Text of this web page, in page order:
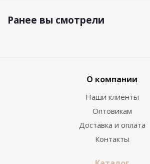
Ранее вы смотрели
О компании
Наши клиенты
Оптовикам
Доставка и оплата
Контакты